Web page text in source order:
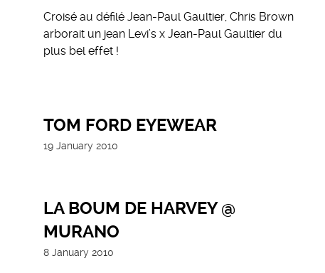
Croisé au défilé Jean-Paul Gaultier, Chris Brown
arborait un jean Levi’s x Jean-Paul Gaultier du
plus bel effet !
TOM FORD EYEWEAR
19 January 2010
LA BOUM DE HARVEY @
MURANO
8 January 2010